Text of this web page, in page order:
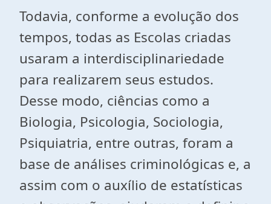
Todavia, conforme a evolução dos
tempos, todas as Escolas criadas
usaram a interdisciplinariedade
para realizarem seus estudos.
Desse modo, ciências como a
Biologia, Psicologia, Sociologia,
Psiquiatria, entre outras, foram a
base de análises criminológicas e, a
assim com o auxílio de estatísticas